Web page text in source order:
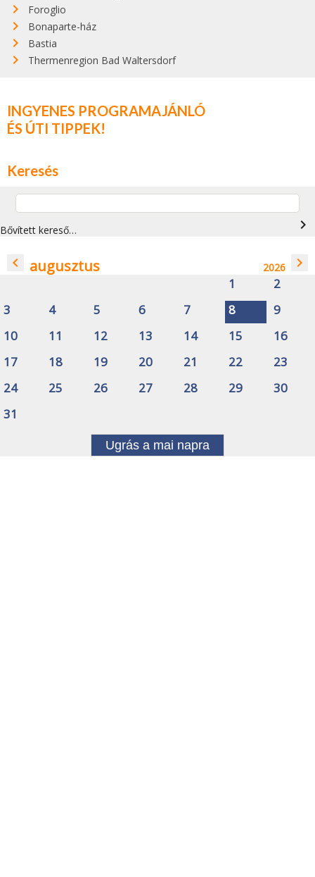
Foroglio
Bonaparte-ház
Bastia
Thermenregion Bad Waltersdorf
INGYENES PROGRAMAJÁNLÓ
ÉS ÚTI TIPPEK!
Keresés
Bővített kereső… navigate_next
navigate_before augusztus 2026 navigate_next
1
2
3
4 5 6 7 8
9
10
11 12 13 14 15
16
17
18 19 20 21 22
23
24
25 26 27 28 29
30
31
Ugrás a mai napra